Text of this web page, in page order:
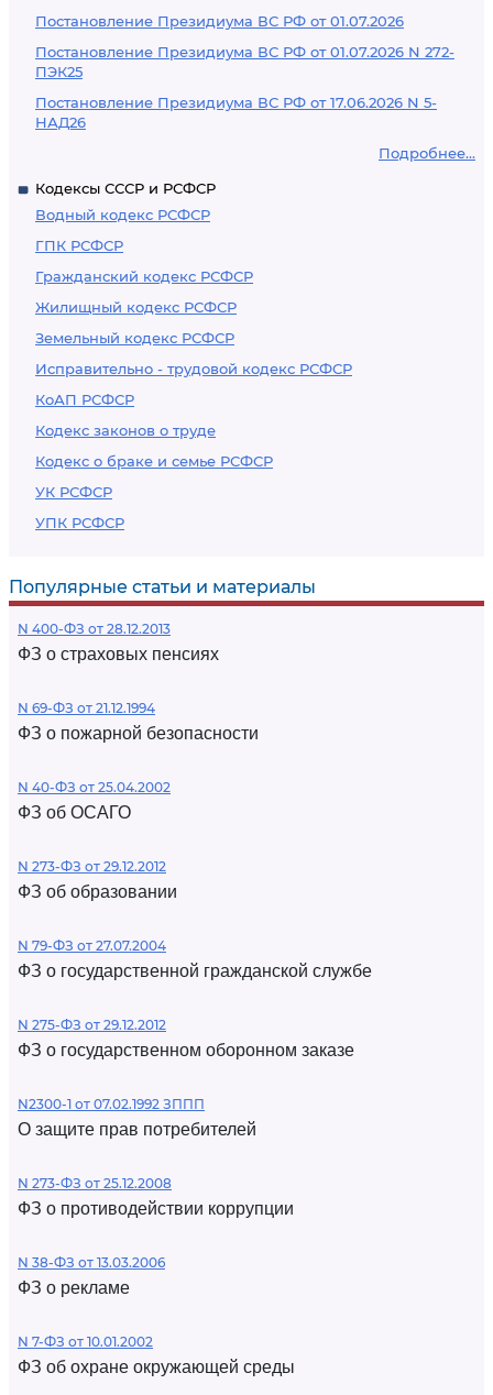
Постановление Президиума ВС РФ от 01.07.2026
Постановление Президиума ВС РФ от 01.07.2026 N 272-
ПЭК25
Постановление Президиума ВС РФ от 17.06.2026 N 5-
НАД26
Подробнее...
Кодексы СССР и РСФСР
Водный кодекс РСФСР
ГПК РСФСР
Гражданский кодекс РСФСР
Жилищный кодекс РСФСР
Земельный кодекс РСФСР
Исправительно - трудовой кодекс РСФСР
КоАП РСФСР
Кодекс законов о труде
Кодекс о браке и семье РСФСР
УК РСФСР
УПК РСФСР
Популярные статьи и материалы
N 400-ФЗ от 28.12.2013
ФЗ о страховых пенсиях
N 69-ФЗ от 21.12.1994
ФЗ о пожарной безопасности
N 40-ФЗ от 25.04.2002
ФЗ об ОСАГО
N 273-ФЗ от 29.12.2012
ФЗ об образовании
N 79-ФЗ от 27.07.2004
ФЗ о государственной гражданской службе
N 275-ФЗ от 29.12.2012
ФЗ о государственном оборонном заказе
N2300-1 от 07.02.1992 ЗППП
О защите прав потребителей
N 273-ФЗ от 25.12.2008
ФЗ о противодействии коррупции
N 38-ФЗ от 13.03.2006
ФЗ о рекламе
N 7-ФЗ от 10.01.2002
ФЗ об охране окружающей среды